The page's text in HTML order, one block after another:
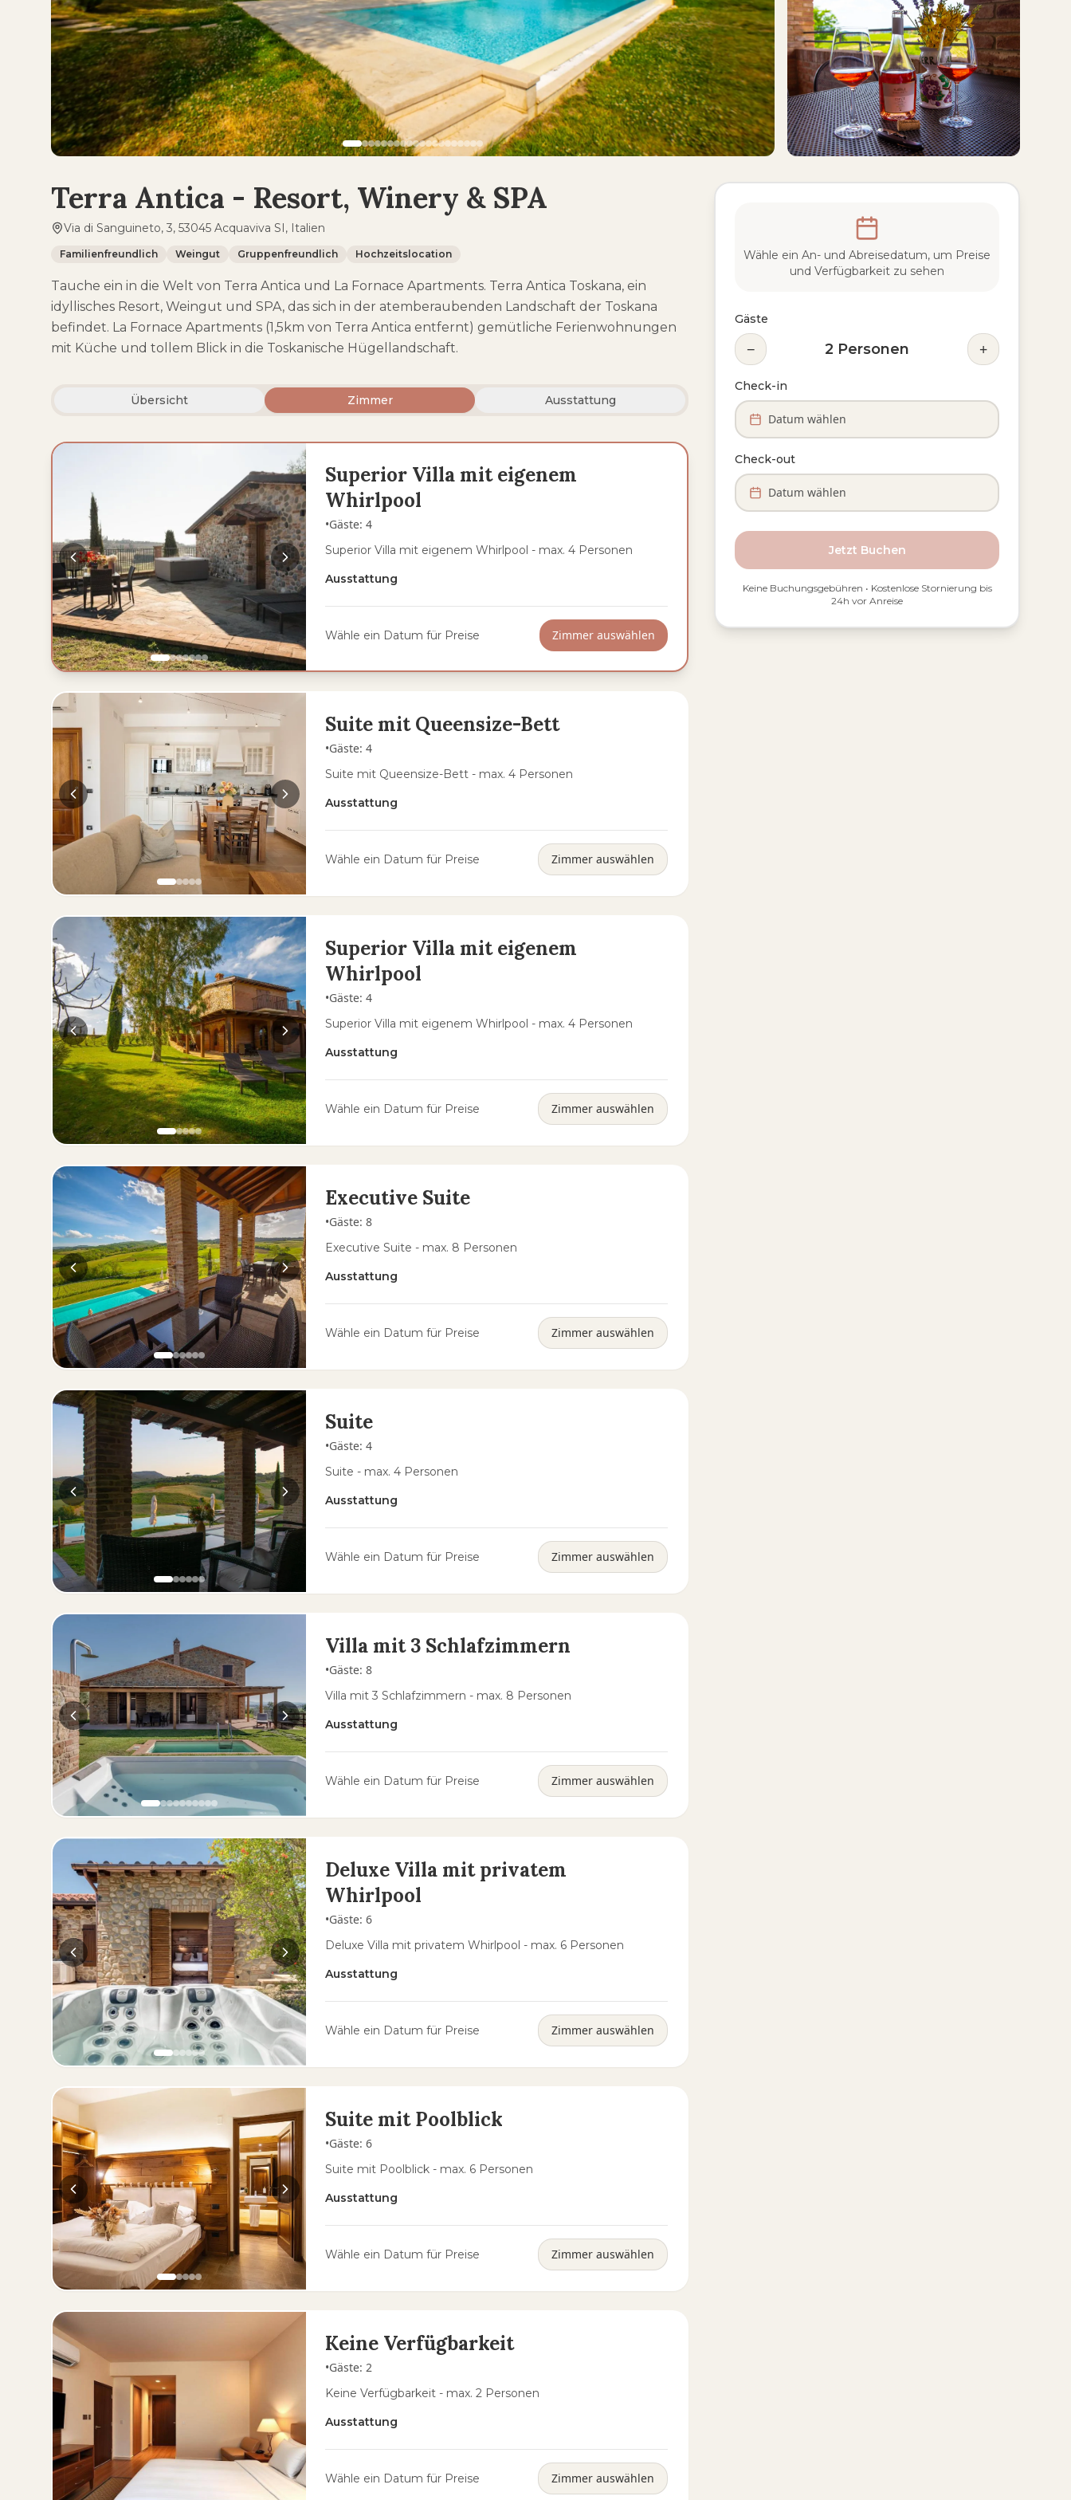
Terra Antica - Resort, Winery & SPA
Via di Sanguineto, 3, 53045 Acquaviva SI, Italien
Familienfreundlich Weingut Gruppenfreundlich Hochzeitslocation
Tauche ein in die Welt von Terra Antica und La Fornace Apartments. Terra Antica Toskana, ein
idyllisches Resort, Weingut und SPA, das sich in der atemberaubenden Landschaft der Toskana
befindet. La Fornace Apartments (1,5km von Terra Antica entfernt) gemütliche Ferienwohnungen
mit Küche und tollem Blick in die Toskanische Hügellandschaft.
Übersicht Zimmer Ausstattung
Superior Villa mit eigenem
Whirlpool
•Gäste:4
Superior Villa mit eigenem Whirlpool - max. 4 Personen
Ausstattung
Wähle ein Datum für Preise Zimmer auswählen
Suite mit Queensize-Bett
•Gäste:4
Suite mit Queensize-Bett - max. 4 Personen
Ausstattung
Wähle ein Datum für Preise Zimmer auswählen
Superior Villa mit eigenem
Whirlpool
•Gäste:4
Superior Villa mit eigenem Whirlpool - max. 4 Personen
Ausstattung
Wähle ein Datum für Preise Zimmer auswählen
Executive Suite
•Gäste:8
Executive Suite - max. 8 Personen
Ausstattung
Wähle ein Datum für Preise Zimmer auswählen
Suite
•Gäste:4
Suite - max. 4 Personen
Ausstattung
Wähle ein Datum für Preise Zimmer auswählen
Villa mit 3 Schlafzimmern
•Gäste:8
Villa mit 3 Schlafzimmern - max. 8 Personen
Ausstattung
Wähle ein Datum für Preise Zimmer auswählen
Deluxe Villa mit privatem
Whirlpool
•Gäste:6
Deluxe Villa mit privatem Whirlpool - max. 6 Personen
Ausstattung
Wähle ein Datum für Preise Zimmer auswählen
Suite mit Poolblick
•Gäste:6
Suite mit Poolblick - max. 6 Personen
Ausstattung
Wähle ein Datum für Preise Zimmer auswählen
Keine Verfügbarkeit
•Gäste:2
Keine Verfügbarkeit - max. 2 Personen
Ausstattung
Wähle ein Datum für Preise Zimmer auswählen
Wähle ein An- und Abreisedatum, um Preise
und Verfügbarkeit zu sehen
Gäste
− 2 Personen +
Check-in
Datum wählen
Check-out
Datum wählen
Jetzt Buchen
Keine Buchungsgebühren • Kostenlose Stornierung bis
24h vor Anreise